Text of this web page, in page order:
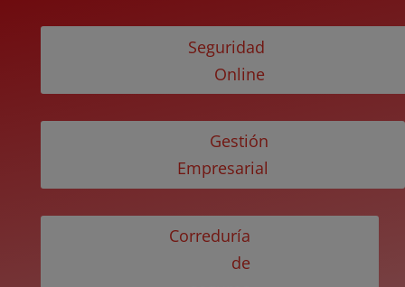
Seguridad
Online
Gestión
Empresarial
Correduría
de